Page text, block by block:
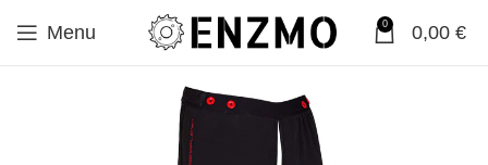
Menu 0 0,00 €